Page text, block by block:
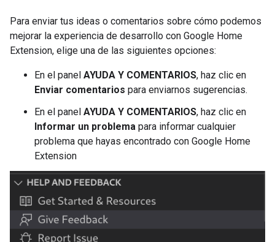
Para enviar tus ideas o comentarios sobre cómo podemos
mejorar la experiencia de desarrollo con Google Home
Extension, elige una de las siguientes opciones:
En el panel AYUDA Y COMENTARIOS, haz clic en
Enviar comentarios para enviarnos sugerencias.
En el panel AYUDA Y COMENTARIOS, haz clic en
Informar un problema para informar cualquier
problema que hayas encontrado con Google Home
Extension